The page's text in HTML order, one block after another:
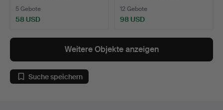
5 Gebote
58 USD
12 Gebote
98 USD
Weitere Objekte anzeigen
Suche speichern